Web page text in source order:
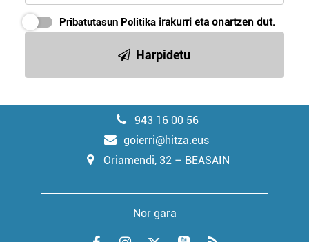
Pribatutasun Politika irakurri eta onartzen dut.
Harpidetu
943 16 00 56
goierri@hitza.eus
Oriamendi, 32 – BEASAIN
Nor gara